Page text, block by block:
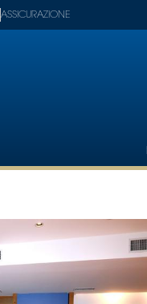
ASSICURAZIONE